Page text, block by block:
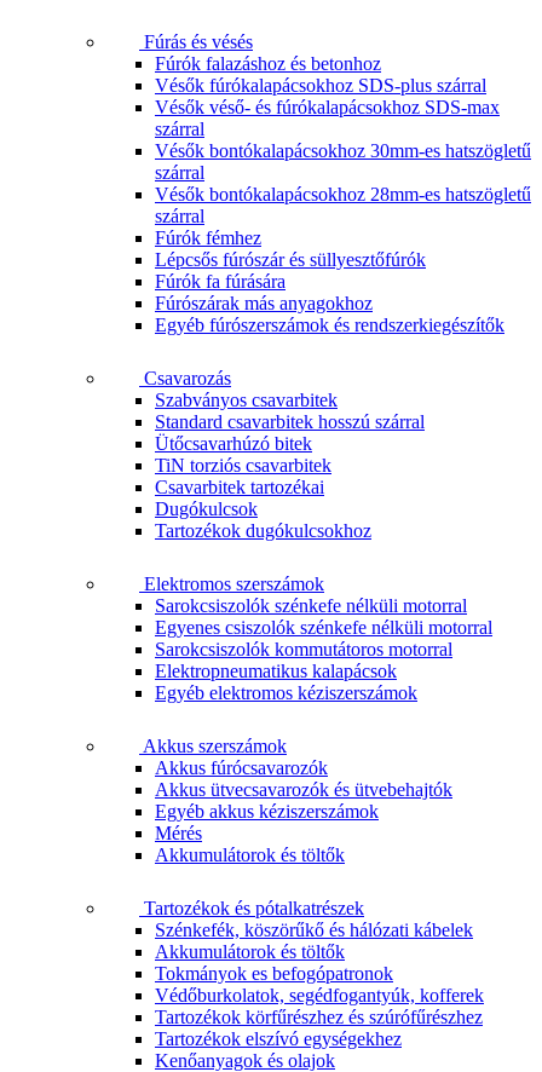
Fúrás és vésés
Fúrók falazáshoz és betonhoz
Vésők fúrókalapácsokhoz SDS-plus szárral
Vésők véső- és fúrókalapácsokhoz SDS-max
szárral
Vésők bontókalapácsokhoz 30mm-es hatszögletű
szárral
Vésők bontókalapácsokhoz 28mm-es hatszögletű
szárral
Fúrók fémhez
Lépcsős fúrószár és süllyesztőfúrók
Fúrók fa fúrására
Fúrószárak más anyagokhoz
Egyéb fúrószerszámok és rendszerkiegészítők
Csavarozás
Szabványos csavarbitek
Standard csavarbitek hosszú szárral
Ütőcsavarhúzó bitek
TiN torziós csavarbitek
Csavarbitek tartozékai
Dugókulcsok
Tartozékok dugókulcsokhoz
Elektromos szerszámok
Sarokcsiszolók szénkefe nélküli motorral
Egyenes csiszolók szénkefe nélküli motorral
Sarokcsiszolók kommutátoros motorral
Elektropneumatikus kalapácsok
Egyéb elektromos kéziszerszámok
Akkus szerszámok
Akkus fúrócsavarozók
Akkus ütvecsavarozók és ütvebehajtók
Egyéb akkus kéziszerszámok
Mérés
Akkumulátorok és töltők
Tartozékok és pótalkatrészek
Szénkefék, köszörűkő és hálózati kábelek
Akkumulátorok és töltők
Tokmányok es befogópatronok
Védőburkolatok, segédfogantyúk, kofferek
Tartozékok körfűrészhez és szúrófűrészhez
Tartozékok elszívó egységekhez
Kenőanyagok és olajok